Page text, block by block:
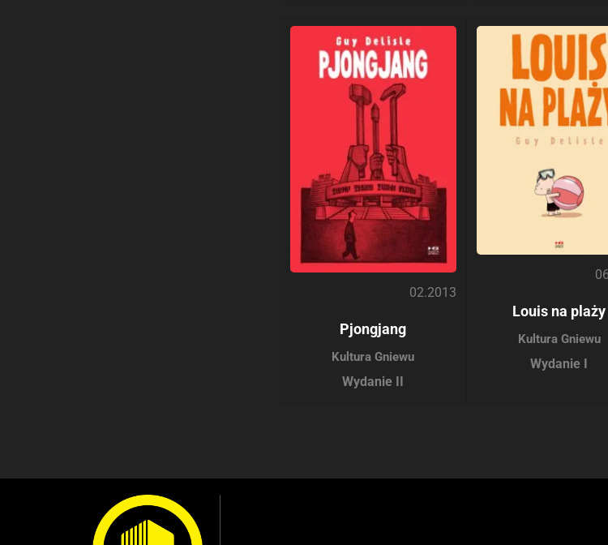
02.2013
Pjongjang
Kultura Gniewu
Wydanie II
Louis na plaży
Kultura Gniewu
Wydanie I